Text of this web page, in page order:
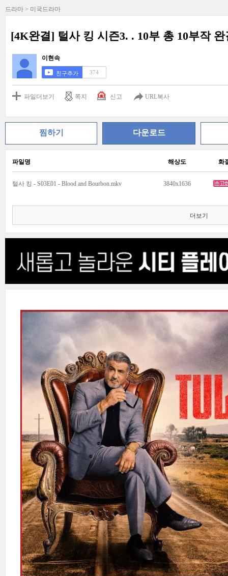
드라마 > 미국드라마
[4K완결] 털사 킹 시즌3. . 10부 총 10부작 완
이현속
친구추가 374
파일더보기 쪽지 신고 URL복사
찜하기 다운로드
파일명 해상도 화
털사 킹 - S03E01 - Blood and Bourbon.mkv 3840x1636
더보기